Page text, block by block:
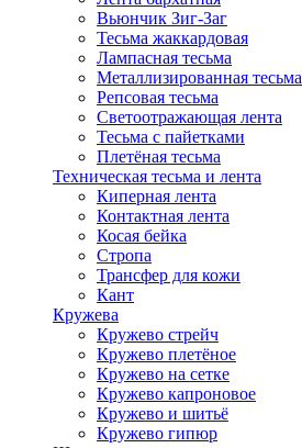
Вьюнчик Зиг-Заг
Тесьма жаккардовая
Лампасная тесьма
Металлизированная тесьма
Репсовая тесьма
Светоотражающая лента
Тесьма с пайетками
Плетёная тесьма
Техническая тесьма и лента
Киперная лента
Контактная лента
Косая бейка
Стропа
Трансфер для кожи
Кант
Кружева
Кружево стрейч
Кружево плетёное
Кружево на сетке
Кружево капроновое
Кружево и шитьё
Кружево гипюр